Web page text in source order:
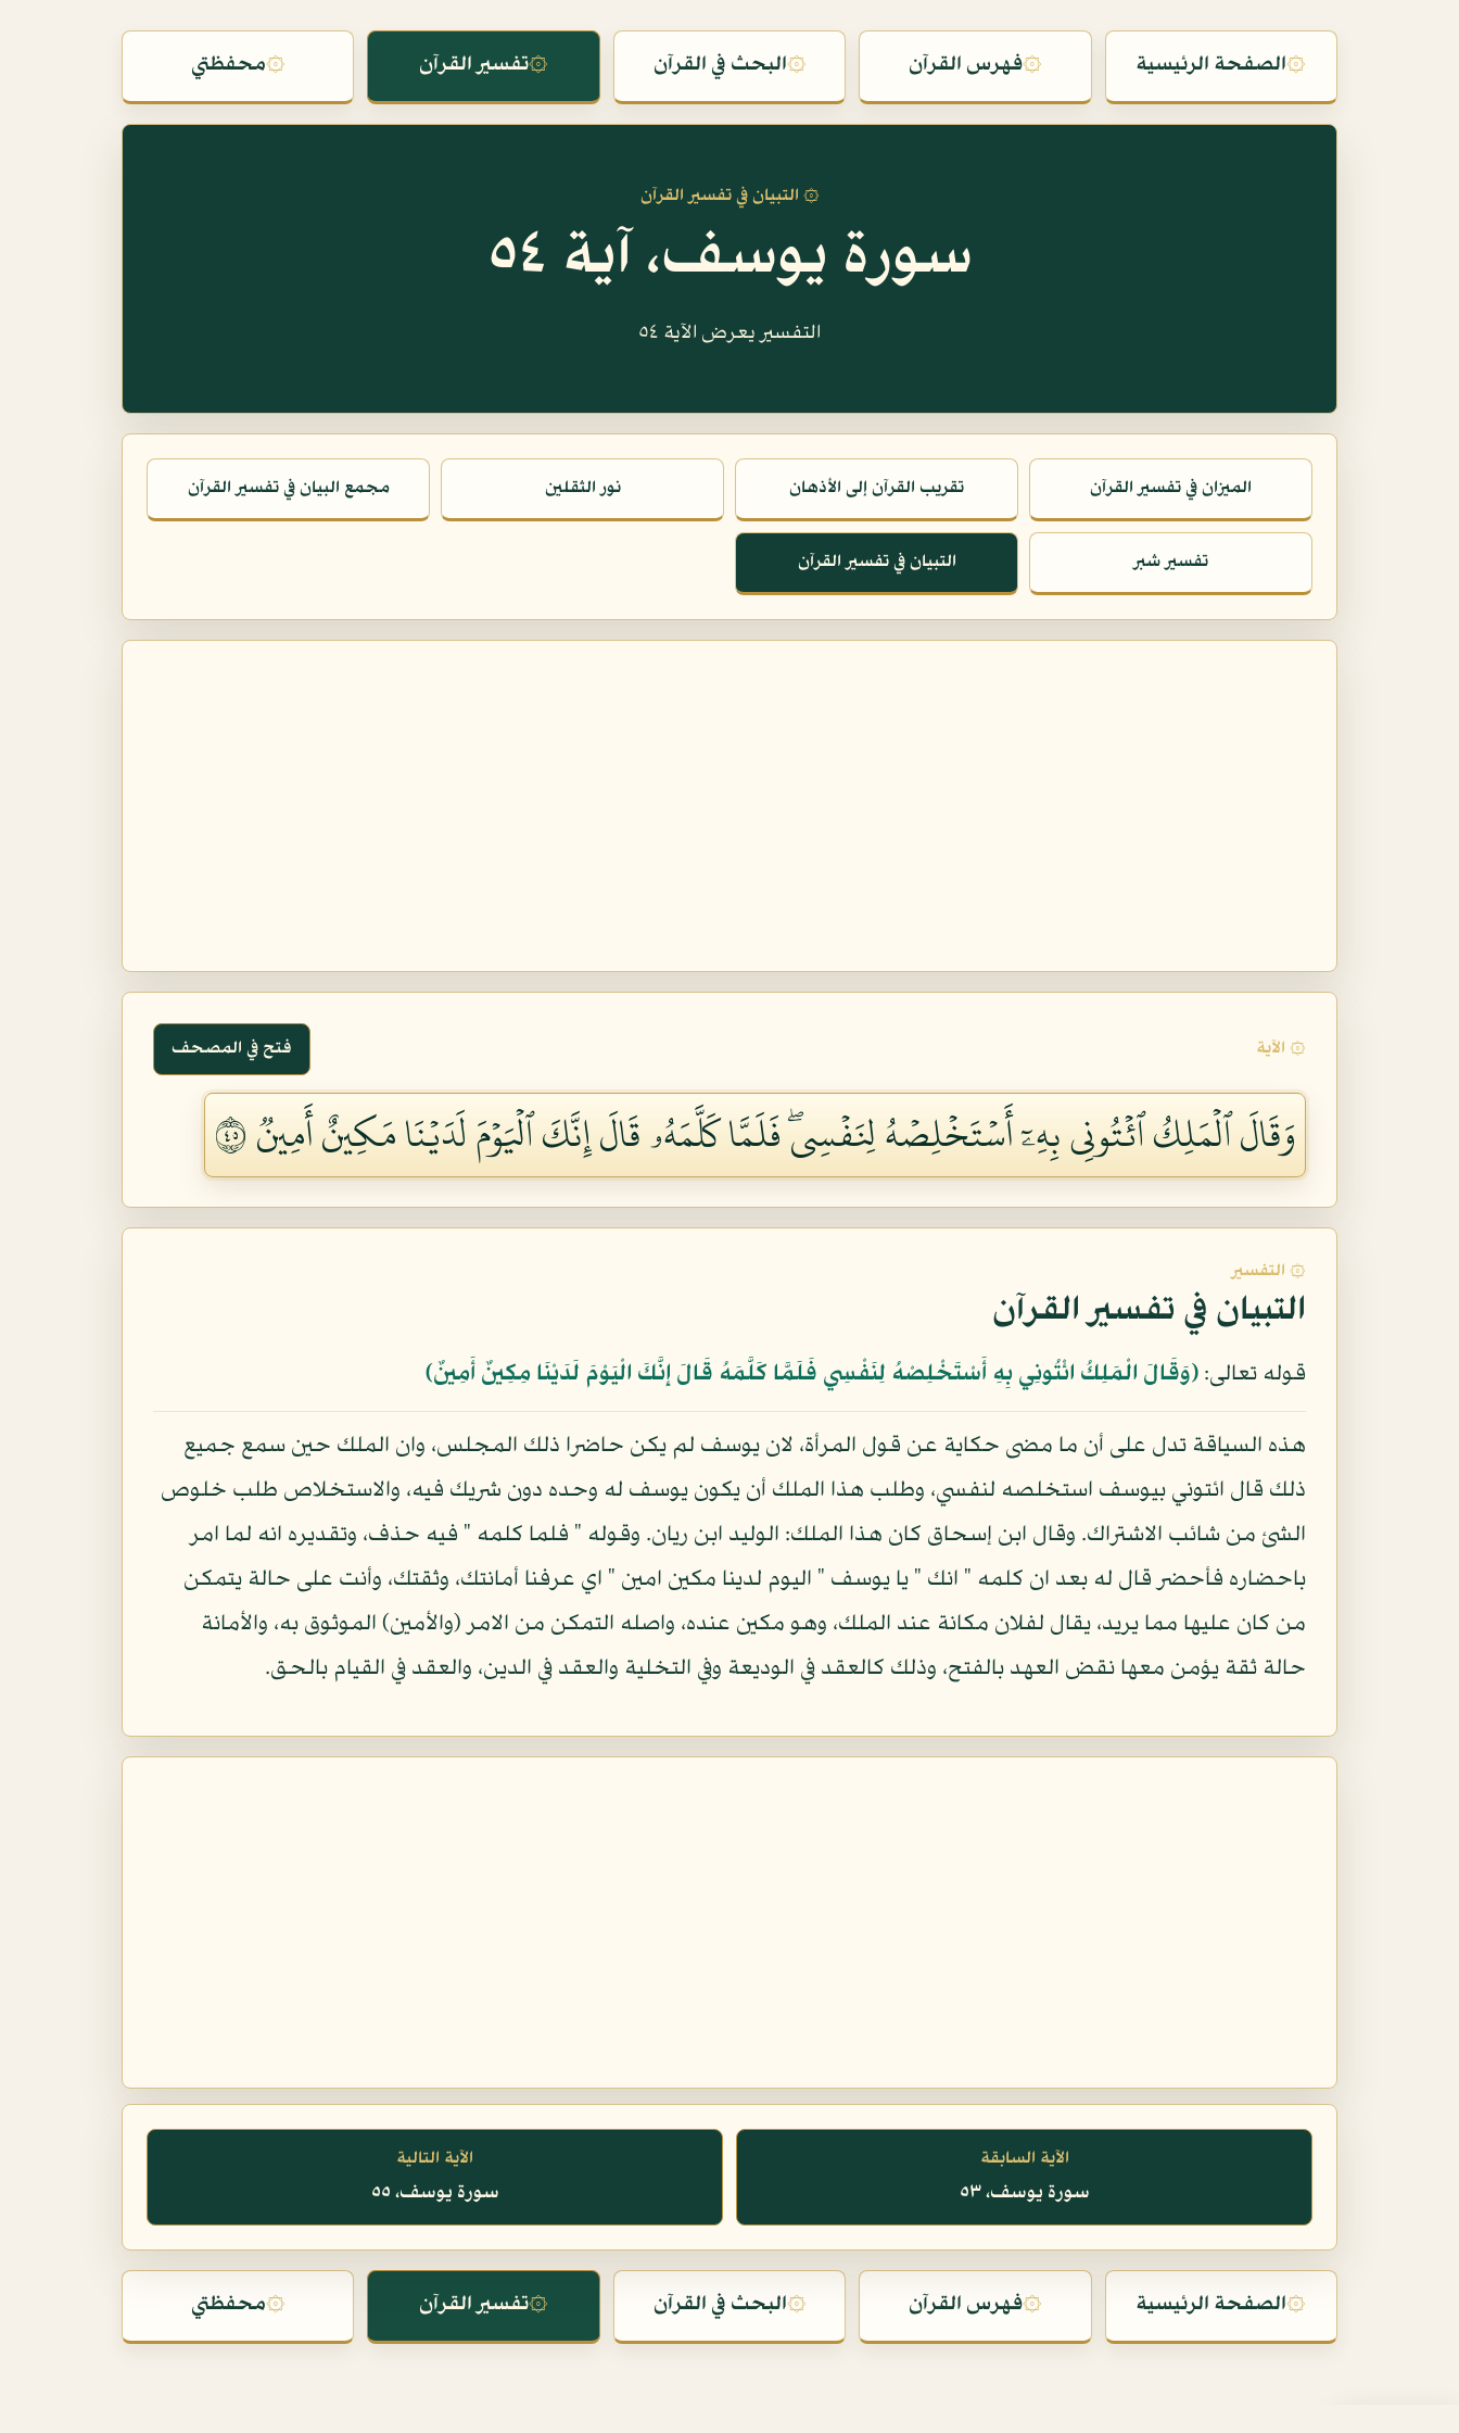
۞الصفحة الرئيسية ۞فهرس القرآن ۞البحث في القرآن ۞تفسير القرآن ۞محفظتي
۞ التبيان في تفسير القرآن
سورة يوسف، آية ٥٤
التفسير يعرض الآية ٥٤
الميزان في تفسير القرآن تقريب القرآن إلى الأذهان نور الثقلين مجمع البيان في تفسير القرآن
تفسير شبر التبيان في تفسير القرآن
۞ الآية فتح في المصحف
وَقَالَ ٱلۡمَلِكُ ٱئۡتُونِي بِهِۦٓ أَسۡتَخۡلِصۡهُ لِنَفۡسِيۖ فَلَمَّا كَلَّمَهُۥ قَالَ إِنَّكَ ٱلۡيَوۡمَ لَدَيۡنَا مَكِينٌ أَمِينٞ ٥٤
۞ التفسير
التبيان في تفسير القرآن
قوله تعالى: ﴿وَقَالَ الْمَلِكُ ائْتُونِي بِهِ أَسْتَخْلِصْهُ لِنَفْسِي فَلَمَّا كَلَّمَهُ قَالَ إِنَّكَ الْيَوْمَ لَدَيْنَا مِكِينٌ أَمِينٌ﴾
هذه السياقة تدل على أن ما مضى حكاية عن قول المرأة، لان يوسف لم يكن حاضرا ذلك المجلس، وان الملك حين سمع جميع
ذلك قال ائتوني بيوسف استخلصه لنفسي، وطلب هذا الملك أن يكون يوسف له وحده دون شريك فيه، والاستخلاص طلب خلوص
الشئ من شائب الاشتراك. وقال ابن إسحاق كان هذا الملك: الوليد ابن ريان. وقوله " فلما كلمه " فيه حذف، وتقديره انه لما امر
باحضاره فأحضر قال له بعد ان كلمه " انك " يا يوسف " اليوم لدينا مكين امين " اي عرفنا أمانتك، وثقتك، وأنت على حالة يتمكن
من كان عليها مما يريد، يقال لفلان مكانة عند الملك، وهو مكين عنده، واصله التمكن من الامر (والأمين) الموثوق به، والأمانة
حالة ثقة يؤمن معها نقض العهد بالفتح، وذلك كالعقد في الوديعة وفي التخلية والعقد في الدين، والعقد في القيام بالحق.
الآية السابقة
سورة يوسف، ٥٣
الآية التالية
سورة يوسف، ٥٥
۞الصفحة الرئيسية ۞فهرس القرآن ۞البحث في القرآن ۞تفسير القرآن ۞محفظتي